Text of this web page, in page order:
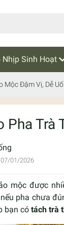
Sinh Hoạt
Mộc Đậm Vị, Dễ
Pha Trà
01/2026
mộc được
pha chưa
bạn có tách trà